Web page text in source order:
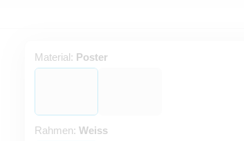
Material: Poster
Rahmen: Weiss